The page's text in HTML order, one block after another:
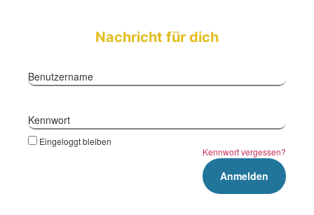
Nachricht für dich
Benutzername
Kennwort
Eingeloggt bleiben
Kennwort vergessen?